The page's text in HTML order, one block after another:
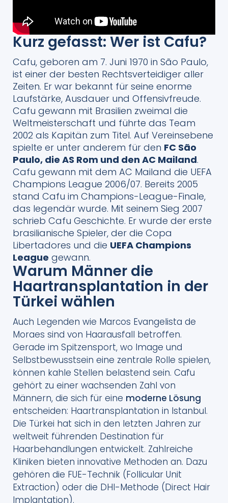
Kurz gefasst: Wer ist Cafu?
Cafu, geboren am 7. Juni 1970 in São Paulo,
ist einer der besten Rechtsverteidiger aller
Zeiten. Er war bekannt für seine enorme
Laufstärke, Ausdauer und Offensivfreude.
Cafu gewann mit Brasilien zweimal die
Weltmeisterschaft und führte das Team
2002 als Kapitän zum Titel. Auf Vereinsebene
spielte er unter anderem für den FC São
Paulo, die AS Rom und den AC Mailand.
Cafu gewann mit dem AC Mailand die UEFA
Champions League 2006/07. Bereits 2005
stand Cafu im Champions-League-Finale,
das legendär wurde. Mit seinem Sieg 2007
schrieb Cafu Geschichte. Er wurde der erste
brasilianische Spieler, der die Copa
Libertadores und die UEFA Champions
League gewann.
Warum Männer die
Haartransplantation in der
Türkei wählen
Auch Legenden wie Marcos Evangelista de
Moraes sind von Haarausfall betroffen.
Gerade im Spitzensport, wo Image und
Selbstbewusstsein eine zentrale Rolle spielen,
können kahle Stellen belastend sein. Cafu
gehört zu einer wachsenden Zahl von
Männern, die sich für eine moderne Lösung
entscheiden: Haartransplantation in Istanbul.
Die Türkei hat sich in den letzten Jahren zur
weltweit führenden Destination für
Haarbehandlungen entwickelt. Zahlreiche
Kliniken bieten innovative Methoden an. Dazu
gehören die FUE-Technik (Follicular Unit
Extraction) oder die DHI-Methode (Direct Hair
Implantation).